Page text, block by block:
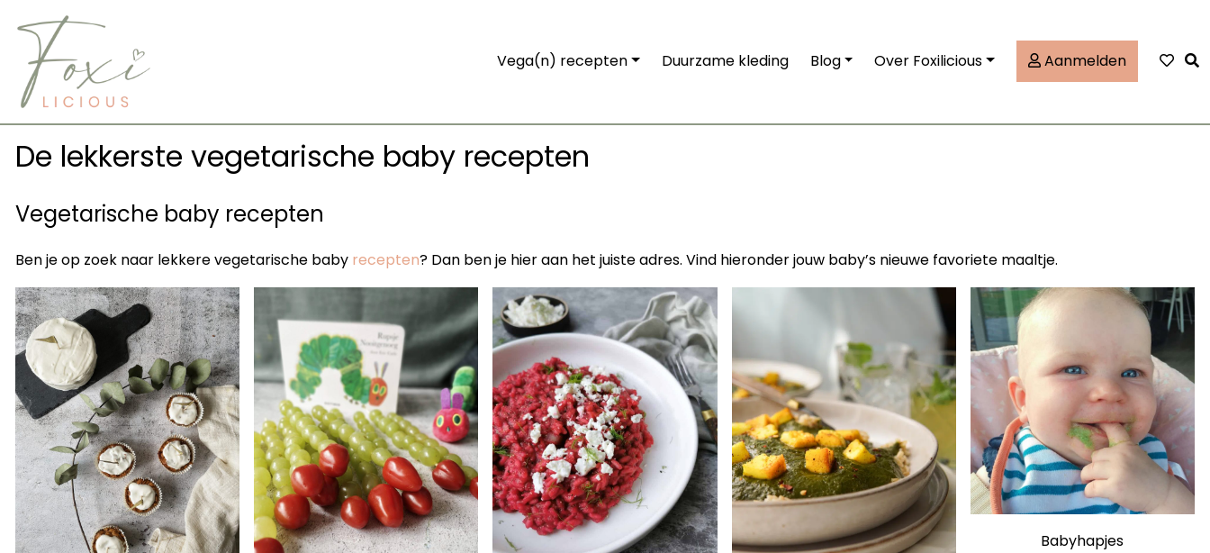
content
Vega(n) recepten Duurzame kleding Blog Over Foxilicious Aanmelden
De lekkerste vegetarische baby recepten
Vegetarische baby recepten
Ben je op zoek naar lekkere vegetarische baby recepten? Dan ben je hier aan het juiste adres. Vind hieronder jouw baby’s nieuwe favoriete maaltje.
Babyhapjes